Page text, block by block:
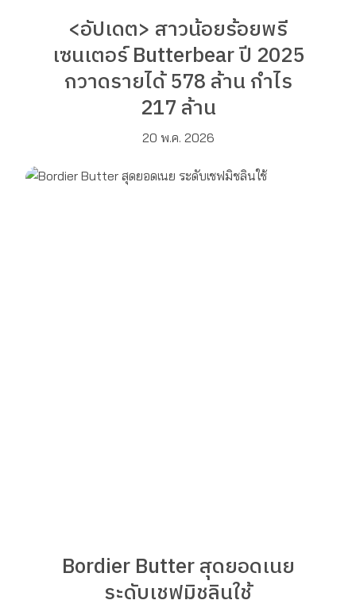
<อัปเดต> สาวน้อยร้อยพรี
เซนเตอร์ Butterbear ปี 2025
กวาดรายได้ 578 ล้าน กำไร
217 ล้าน
20 พ.ค. 2026
Bordier Butter สุดยอดเนย
ระดับเชฟมิชลินใช้